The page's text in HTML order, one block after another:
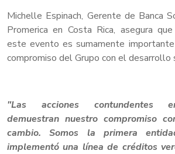
Michelle Espinach, Gerente de Banca
Promerica en Costa Rica, asegura
este evento es sumamente
compromiso del Grupo con el desarrollo
"Las acciones contundentes
demuestran nuestro compromiso
cambio. Somos la primera
implementó una línea de créditos